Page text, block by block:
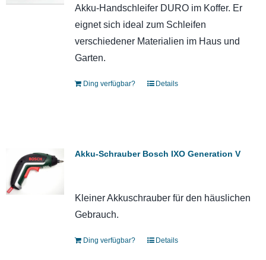
Akku-Handschleifer DURO im Koffer. Er
eignet sich ideal zum Schleifen
verschiedener Materialien im Haus und
Garten.
Ding verfügbar? Details
Akku-Schrauber Bosch IXO Generation V
Kleiner Akkuschrauber für den häuslichen
Gebrauch.
Ding verfügbar? Details